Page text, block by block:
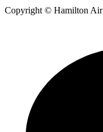
Copyright © Hamilton Air